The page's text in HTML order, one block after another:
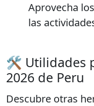
Aprovecha
las
🛠️ Utilidades
2026 de Peru
Descubre otras